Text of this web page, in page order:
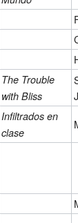
The Trouble
with Bliss
Infiltrados en
clase